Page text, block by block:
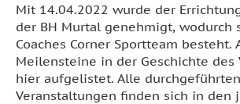
Mit 14.04.2022 wurde der
der BH Murtal genehmigt, wodurch
Coaches Corner Sportteam besteht.
Meilensteine in der Geschichte des
hier aufgelistet. Alle
Veranstaltungen finden sich in den